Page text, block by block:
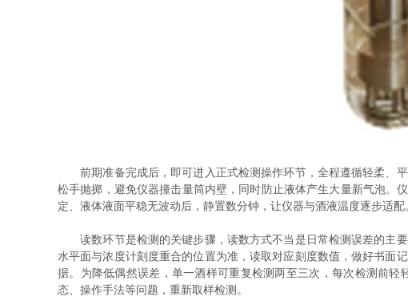
前期准备完成后，即可进入正式检测操作环节，全程遵循轻柔、平
松手抛掷，避免仪器撞击量筒内壁，同时防止液体产生大量新气泡。
定、液体液面平稳无波动后，静置数分钟，让仪器与酒液温度逐步适配
读数环节是检测的关键步骤，读数方式不当是日常检测误差的主要
水平面与浓度计刻度重合的位置为准，读取对应刻度数值，做好书面
据。为降低偶然误差，单一酒样可重复检测两至三次，每次检测前
态、操作手法等问题，重新取样检测。